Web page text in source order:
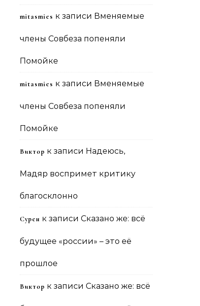
mitasmies к записи Вменяемые
члены Совбеза попеняли
Помойке
mitasmies к записи Вменяемые
члены Совбеза попеняли
Помойке
Виктор к записи Надеюсь,
Мадяр воспримет критику
благосклонно
Сурен к записи Сказано же: всё
будущее «россии» – это её
прошлое
Виктор к записи Сказано же: всё